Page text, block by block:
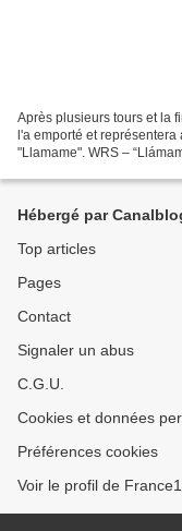
Après plusieurs tours et la
l'a emporté et
"Llamame". WRS –
Hébergé par
Top articles
Pages
Contact
Signaler un abus
C.G.U.
Cookies et données
Préférences cookies
Voir le profil de